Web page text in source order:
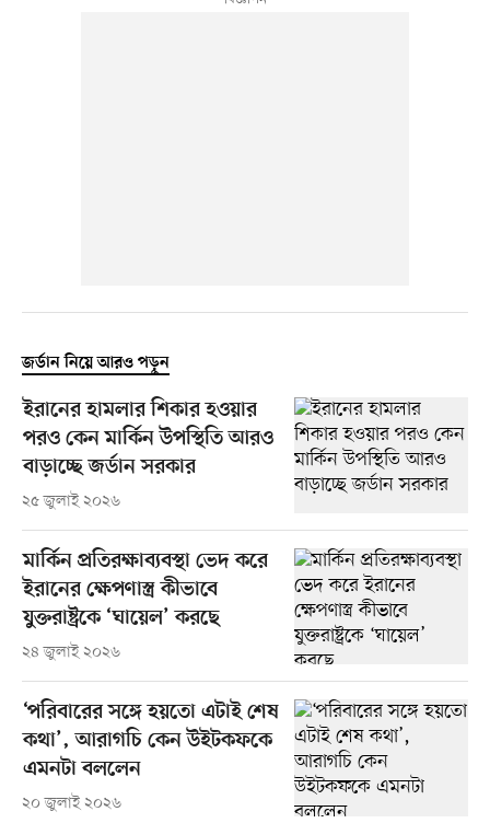
জর্ডান নিয়ে আরও পড়ুন
ইরানের হামলার শিকার হওয়ার
পরও কেন মার্কিন উপস্থিতি আরও
বাড়াচ্ছে জর্ডান সরকার
২৫ জুলাই ২০২৬
মার্কিন প্রতিরক্ষাব্যবস্থা ভেদ করে
ইরানের ক্ষেপণাস্ত্র কীভাবে
যুক্তরাষ্ট্রকে ‘ঘায়েল’ করছে
২৪ জুলাই ২০২৬
‘পরিবারের সঙ্গে হয়তো এটাই শেষ
কথা’, আরাগচি কেন উইটকফকে
এমনটা বললেন
২০ জুলাই ২০২৬